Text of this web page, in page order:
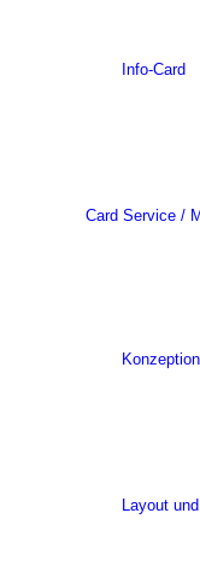
Info-Card
Card Service /
Konzeption
Layout